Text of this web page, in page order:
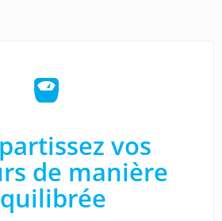
vos
de manière